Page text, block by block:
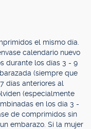
el mismo día.
calendario nuevo
durante los días 3 - 9
(siempre que
días anteriores al
(especialmente
en los día 3 -
de comprimidos sin
embarazo. Si la mujer